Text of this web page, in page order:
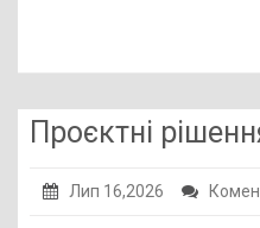
Проєктні
Лип 16,2026